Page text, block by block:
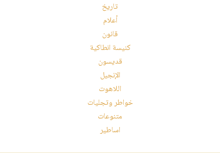
تاريخ
أعلام
قانون
كنيسة انطاكية
قديسون
الإنجيل
اللاهوت
خواطر وتجليات
متنوعات
اساطير